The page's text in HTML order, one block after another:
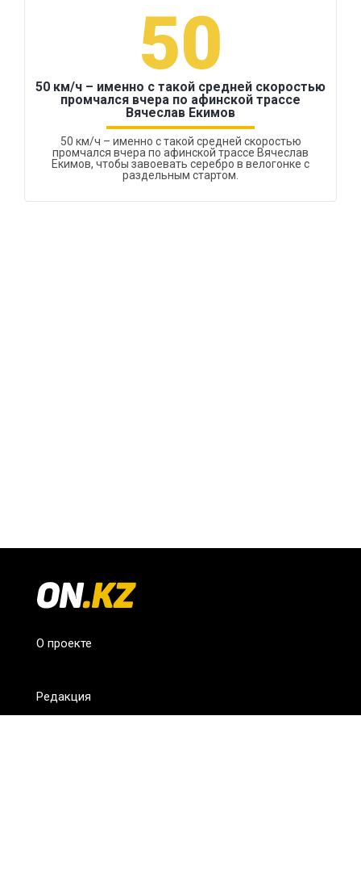
50
50 км/ч – именно с такой средней скоростью
промчался вчера по афинской трассе
Вячеслав Екимов
50 км/ч – именно с такой средней скоростью
промчался вчера по афинской трассе Вячеслав
Екимов, чтобы завоевать серебро в велогонке с
раздельным стартом.
О проекте
Редакция